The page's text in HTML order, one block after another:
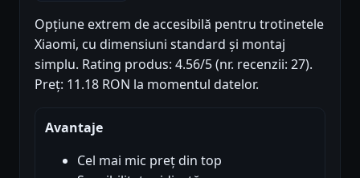
Opțiune extrem de accesibilă pentru trotinetele
Xiaomi, cu dimensiuni standard și montaj
simplu. Rating produs: 4.56/5 (nr. recenzii: 27).
Preț: 11.18 RON la momentul datelor.
Avantaje
Cel mai mic preț din top